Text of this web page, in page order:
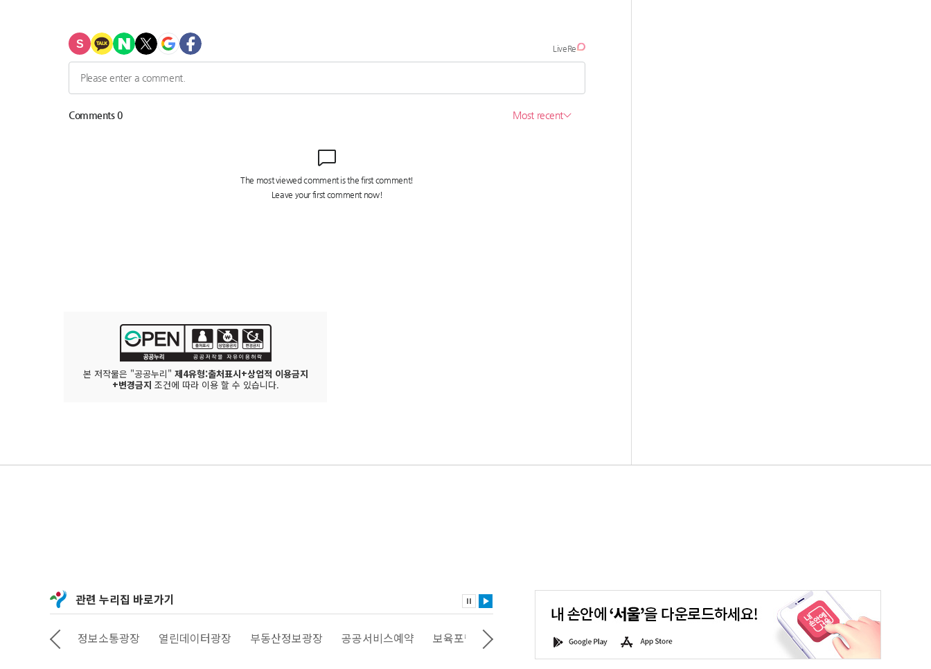
본 저작물은 "공공누리" 제4유형:출처표시+상업적 이용금지
+변경금지 조건에 따라 이용 할 수 있습니다.
관련 누리집 바로가기
상대로 서울 정보소통광장 열린데이터광장 부동산정보광장 공공서비스예약 보육포털 문화포털 평생학습포털 대기환경정보 에코마일리지
내
울'을
다
G
o
o
A
p
p